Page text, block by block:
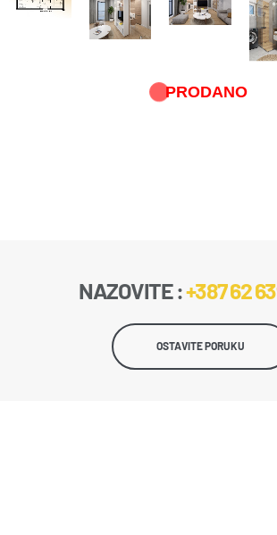
PRODANO
NAZOVITE :+387 62
OSTAVITE PORUKU